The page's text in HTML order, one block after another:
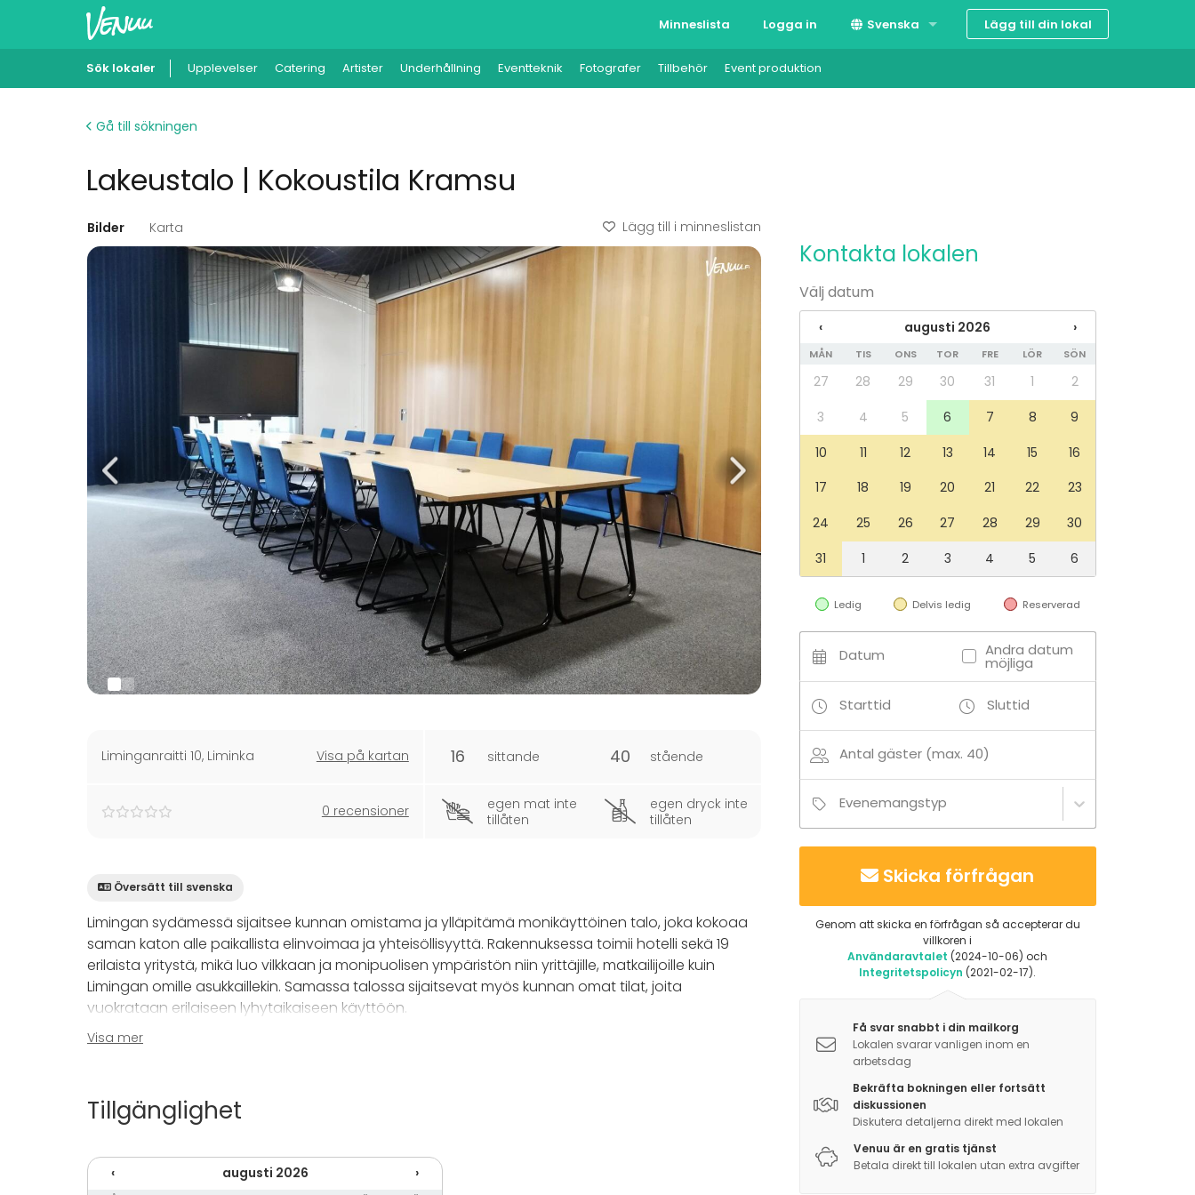
Minneslista Logga in Svenska Lägg till din lokal
Sök lokaler Upplevelser Catering Artister Underhållning Eventteknik Fotografer Tillbehör Event produktion
Gå till sökningen
Lakeustalo | Kokoustila Kramsu
Bilder Karta Lägg till i minneslistan
Liminganraitti 10, Liminka Visa på kartan
0 recensioner
16 sittande 40 stående
egen mat inte
tillåten
egen dryck inte
tillåten
Översätt till svenska
Limingan sydämessä sijaitsee kunnan omistama ja ylläpitämä monikäyttöinen talo, joka kokoaa
saman katon alle paikallista elinvoimaa ja yhteisöllisyyttä. Rakennuksessa toimii hotelli sekä 19
erilaista yritystä, mikä luo vilkkaan ja monipuolisen ympäristön niin yrittäjille, matkailijoille kuin
Limingan omille asukkaillekin. Samassa talossa sijaitsevat myös kunnan omat tilat, joita
vuokrataan erilaiseen lyhytaikaiseen käyttöön.
Käytettävissä on neljä modernia neuvottelutilaa, jotka voidaan joustavasti yhdistää tai erottaa
hengen kokouksiin, valmennuksiin tai työpajoihin.
Tila toimii myös Limingan kunnanvaltuuston virallisena valtuustosalina, mikä kertoo sen
monikäyttöisyydestä ja arvokkuudesta. Olipa kyseessä yritystilaisuus, koulutus, juhla tai kunnan
Visa mer
Tillgänglighet
‹ augusti 2026 ›
Kontakta lokalen
Välj datum
‹ augusti 2026 ›
MÅN TIS ONS TOR FRE LÖR SÖN
27 28 29 30 31 1
2
3
4 5 6 7 8
9
10
11 12 13 14 15
16
17
18 19 20 21 22
23
24
25 26 27 28 29
30
31
1 2 3 4 5 6
Ledig Delvis ledig Reserverad
Datum Andra datum
möjliga
Starttid Sluttid
Antal gäster (max. 40)
Evenemangstyp
Skicka förfrågan
Genom att skicka en förfrågan så accepterar du
villkoren i
Användaravtalet (2024-10-06) och
Integritetspolicyn (2021-02-17).
Få svar snabbt i din mailkorg
Lokalen svarar vanligen inom en
arbetsdag
Bekräfta bokningen eller fortsätt
diskussionen
Diskutera detaljerna direkt med lokalen
Venuu är en gratis tjänst
Betala direkt till lokalen utan extra avgifter